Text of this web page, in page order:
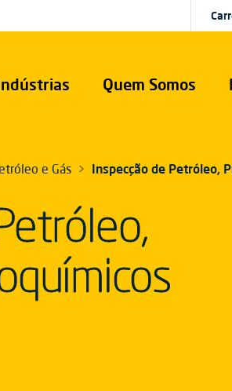
Quem Somos
e Gás Inspecção de Petróleo,